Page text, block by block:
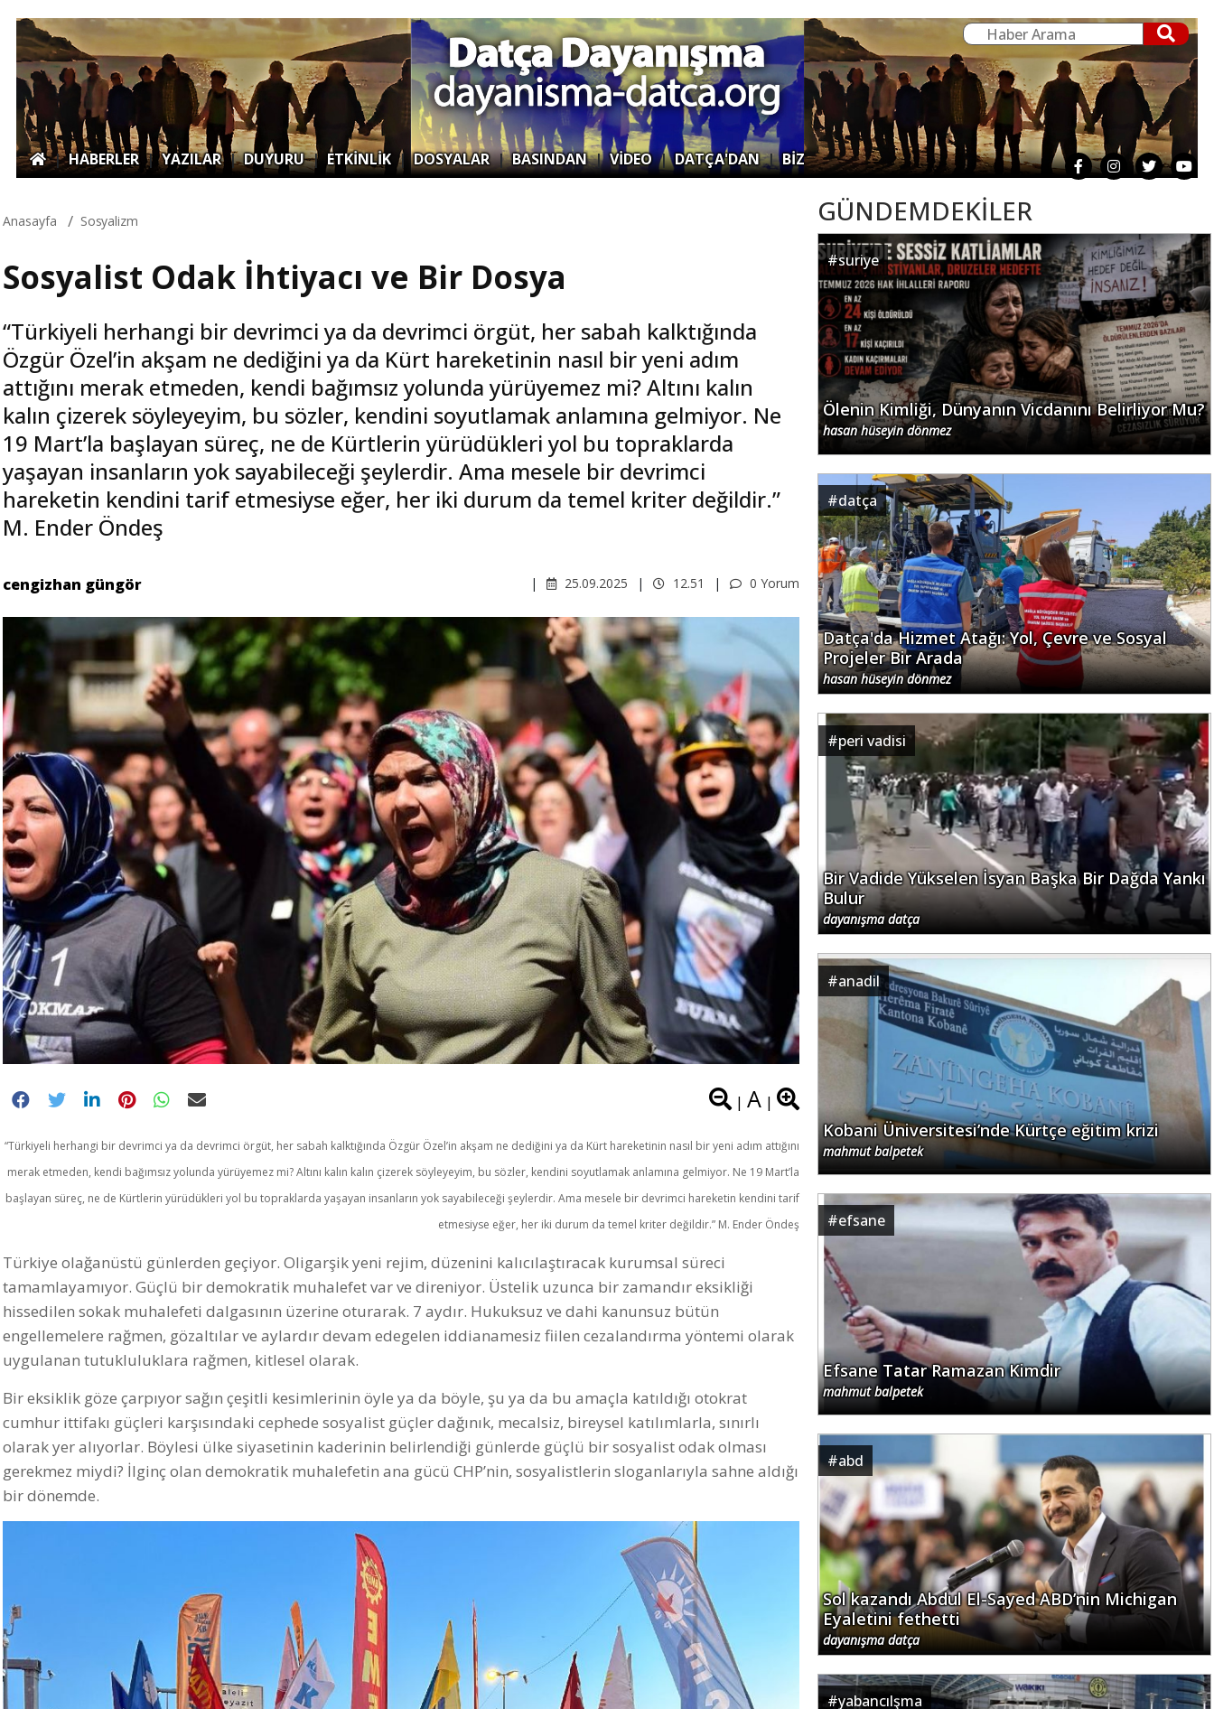
|HABERLER|YAZILAR|DUYURU| ETKİNLİK |DOSYALAR|BASINDAN|VİDEO|DATÇA'DAN|BİZ
Anasayfa Sosyalizm
Sosyalist Odak İhtiyacı ve Bir Dosya
“Türkiyeli herhangi bir devrimci ya da devrimci örgüt, her sabah kalktığında
Özgür Özel’in akşam ne dediğini ya da Kürt hareketinin nasıl bir yeni adım
attığını merak etmeden, kendi bağımsız yolunda yürüyemez mi? Altını kalın
kalın çizerek söyleyeyim, bu sözler, kendini soyutlamak anlamına gelmiyor. Ne
19 Mart’la başlayan süreç, ne de Kürtlerin yürüdükleri yol bu topraklarda
yaşayan insanların yok sayabileceği şeylerdir. Ama mesele bir devrimci
hareketin kendini tarif etmesiyse eğer, her iki durum da temel kriter değildir.”
M. Ender Öndeş
cengizhan güngör 0 Yorum
12.51
25.09.2025
| A |
“Türkiyeli herhangi bir devrimci ya da devrimci örgüt, her sabah kalktığında Özgür Özel’in akşam ne dediğini ya da Kürt hareketinin nasıl bir yeni adım attığını
merak etmeden, kendi bağımsız yolunda yürüyemez mi? Altını kalın kalın çizerek söyleyeyim, bu sözler, kendini soyutlamak anlamına gelmiyor. Ne 19 Mart’la
başlayan süreç, ne de Kürtlerin yürüdükleri yol bu topraklarda yaşayan insanların yok sayabileceği şeylerdir. Ama mesele bir devrimci hareketin kendini tarif
etmesiyse eğer, her iki durum da temel kriter değildir.” M. Ender Öndeş
Türkiye olağanüstü günlerden geçiyor. Oligarşik yeni rejim, düzenini kalıcılaştıracak kurumsal süreci
tamamlayamıyor. Güçlü bir demokratik muhalefet var ve direniyor. Üstelik uzunca bir zamandır eksikliği
hissedilen sokak muhalefeti dalgasının üzerine oturarak. 7 aydır. Hukuksuz ve dahi kanunsuz bütün
engellemelere rağmen, gözaltılar ve aylardır devam edegelen iddianamesiz fiilen cezalandırma yöntemi olarak
uygulanan tutukluluklara rağmen, kitlesel olarak.
Bir eksiklik göze çarpıyor sağın çeşitli kesimlerinin öyle ya da böyle, şu ya da bu amaçla katıldığı otokrat
cumhur ittifakı güçleri karşısındaki cephede sosyalist güçler dağınık, mecalsiz, bireysel katılımlarla, sınırlı
olarak yer alıyorlar. Böylesi ülke siyasetinin kaderinin belirlendiği günlerde güçlü bir sosyalist odak olması
gerekmez miydi? İlginç olan demokratik muhalefetin ana gücü CHP’nin, sosyalistlerin sloganlarıyla sahne aldığı
bir dönemde.
GÜNDEMDEKİLER
#suriye
Ölenin Kimliği, Dünyanın Vicdanını Belirliyor Mu?
hasan hüseyin dönmez
#datça
Datça'da Hizmet Atağı: Yol, Çevre ve Sosyal
Projeler Bir Arada
hasan hüseyin dönmez
#peri vadisi
Bir Vadide Yükselen İsyan Başka Bir Dağda Yankı
Bulur
dayanışma datça
#anadil
Kobani Üniversitesi’nde Kürtçe eğitim krizi
mahmut balpetek
#efsane
Efsane Tatar Ramazan Kimdir
mahmut balpetek
#abd
Sol kazandı Abdul El-Sayed ABD’nin Michigan
Eyaletini fethetti
dayanışma datça
#yabancılşma